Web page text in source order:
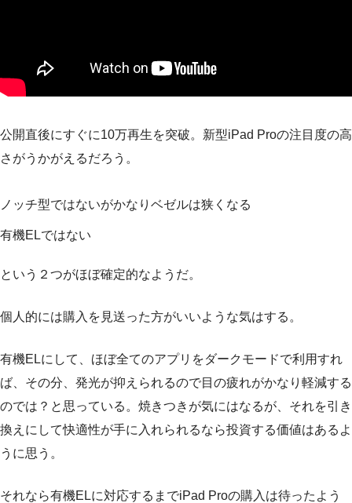
公開直後にすぐに10万再生を突破。新型iPad Proの注目度の高
さがうかがえるだろう。
ノッチ型ではないがかなりベゼルは狭くなる
有機ELではない
という２つがほぼ確定的なようだ。
個人的には購入を見送った方がいいような気はする。
有機ELにして、ほぼ全てのアプリをダークモードで利用すれ
ば、その分、発光が抑えられるので目の疲れがかなり軽減する
のでは？と思っている。焼きつきが気にはなるが、それを引き
換えにして快適性が手に入れられるなら投資する価値はあるよ
うに思う。
それなら有機ELに対応するまでiPad Proの購入は待ったよう